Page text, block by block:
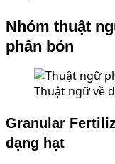
Nhóm thuật
phân bón
Thuật ngữ về
Granular
dạng hạt